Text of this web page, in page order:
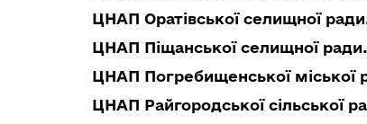
ЦНАП Оратівської селищної
ЦНАП Піщанської селищної
ЦНАП Погребищенської міської
ЦНАП Райгородської сільської